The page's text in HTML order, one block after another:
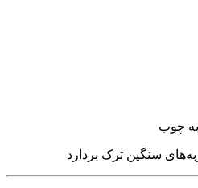
چوب
سنگین ترک بردارد